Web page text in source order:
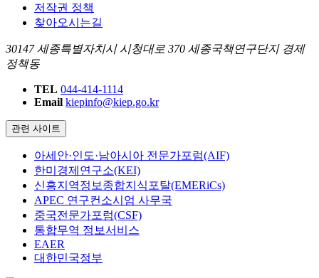
저작권 정책
찾아오시는길
30147 세종특별자치시 시청대로 370 세종국책연구단지 경제
정책동
TEL 044-414-1114
Email kiepinfo@kiep.go.kr
관련 사이트
아세안·인도·남아시아 전문가포럼(AIF)
한미경제연구소(KEI)
신흥지역정보종합지식포탈(EMERiCs)
APEC 연구컨소시엄 사무국
중국전문가포럼(CSF)
통합무역 정보서비스
EAER
대한민국정부